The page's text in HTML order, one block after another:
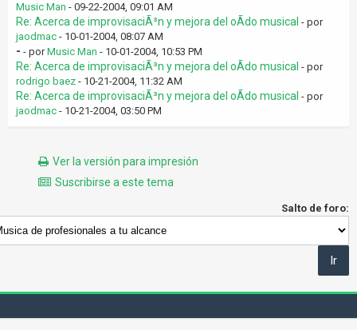
Music Man - 09-22-2004, 09:01 AM
Re: Acerca de improvisaciÃ³n y mejora del oÃ­do musical - por
jaodmac - 10-01-2004, 08:07 AM
- - porMusic Man - 10-01-2004, 10:53 PM
Re: Acerca de improvisaciÃ³n y mejora del oÃ­do musical - por
rodrigo baez - 10-21-2004, 11:32 AM
Re: Acerca de improvisaciÃ³n y mejora del oÃ­do musical - por
jaodmac - 10-21-2004, 03:50 PM
Ver la versión para impresión
Suscribirse a este tema
Salto de foro: